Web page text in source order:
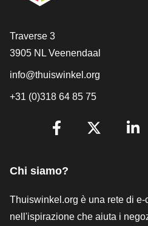
[_General:Contact]
Traverse 3
3905 NL Veenendaal
info@thuiswinkel.org
+31 (0)318 64 85 75
[_General:SocialMediaTitle]
Chi siamo?
Thuiswinkel.org è una rete di
nell'ispirazione che aiuta i